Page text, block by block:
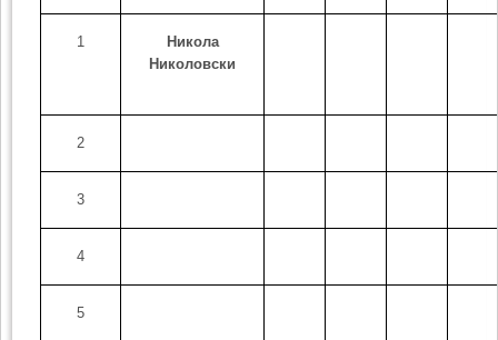
1
Никола
Николовски
2
3
4
5